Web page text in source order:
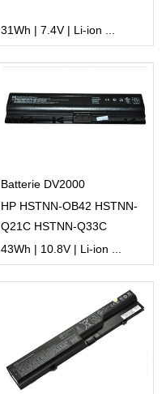
31Wh | 7.4V | Li-ion ...
Batterie DV2000
HP HSTNN-OB42 HSTNN-
Q21C HSTNN-Q33C
HSTNN-W20C dv2800t
43Wh | 10.8V | Li-ion ...